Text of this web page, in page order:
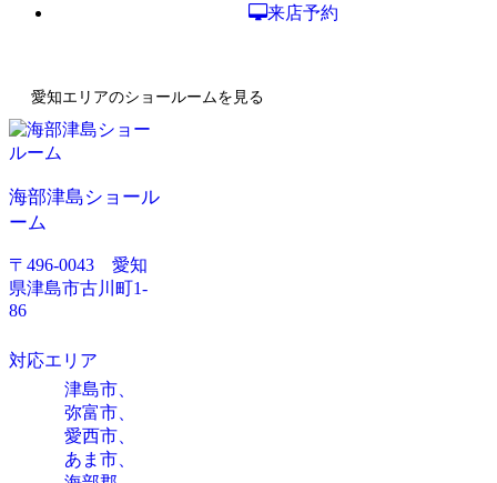
来店予約
愛知エリアのショールームを見る
海部津島ショール
ーム
〒496-0043 愛知
県津島市古川町1-
86
対応エリア
津島市、
弥富市、
愛西市、
あま市、